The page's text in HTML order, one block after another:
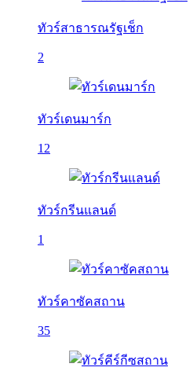
ทัวร์สาธารณรัฐเช็ก
2
ทัวร์เดนมาร์ก
12
ทัวร์กรีนแลนด์
1
ทัวร์คาซัคสถาน
35